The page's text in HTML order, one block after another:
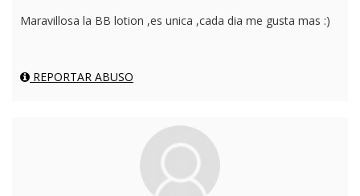
Maravillosa la BB lotion ,es unica ,cada dia me gusta mas :)
REPORTAR ABUSO